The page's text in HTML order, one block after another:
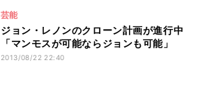
芸能
ジョン・レノンのクローン計画が進行中
「マンモスが可能ならジョンも可能」
2013/08/22 22:40